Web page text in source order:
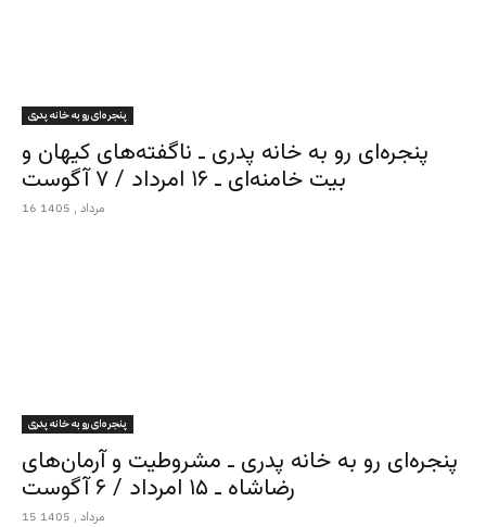
پنجره‌ای رو به خانه پدری
پنجره‌ای رو به خانه پدری ـ ناگفته‌های کیهان و
بیت خامنه‌ای ـ ۱۶ امرداد / ۷ آگوست
16 مرداد , 1405
پنجره‌ای رو به خانه پدری
پنجره‌ای رو به خانه پدری ـ مشروطیت و آرمان‌های
رضاشاه ـ ۱۵ امرداد / ۶ آگوست
15 مرداد , 1405